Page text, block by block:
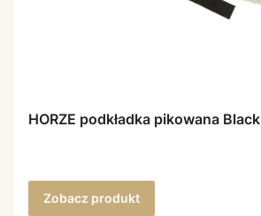
HORZE podkładka pikowana Black
Zobacz produkt